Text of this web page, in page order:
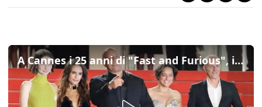
A Cannes i 25 anni di "Fast and Furious", il red carpet con Vin Diesel